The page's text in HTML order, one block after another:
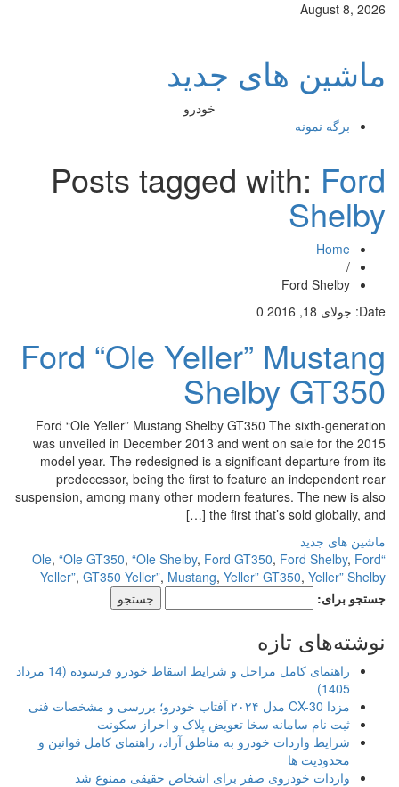
August 8, 2026
ماشین های جدید
خودرو
برگه نمونه
Posts tagged with:Ford
Shelby
Home
/
Ford Shelby
Date: جولای 18, 2016 0
Ford “Ole Yeller” Mustang
Shelby GT350
Ford “Ole Yeller” Mustang Shelby GT350 The sixth-generation
was unveiled in December 2013 and went on sale for the 2015
model year. The redesigned is a significant departure from its
predecessor, being the first to feature an independent rear
suspension, among many other modern features. The new is also
the first that’s sold globally, and […]
ماشین های جدید
,“Ole GT350,“Ole Shelby,Ford GT350,Ford Shelby,Ford
Yeller”,GT350 Yeller”,Mustang,Yeller” GT350,Yeller” Shelby
جستجو برای:
نوشته‌های تازه
راهنمای کامل مراحل و شرایط اسقاط خودرو فرسوده (14 مرداد
1405)
مزدا CX-30 مدل ۲۰۲۴ آفتاب خودرو؛ بررسی و مشخصات فنی
ثبت نام سامانه سخا تعویض پلاک و احراز سکونت
شرایط واردات خودرو به مناطق آزاد، راهنمای کامل قوانین و
محدودیت ها
واردات خودروی صفر برای اشخاص حقیقی ممنوع شد